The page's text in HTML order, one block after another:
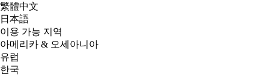
繁體中文
日本語
이용 가능 지역
아메리카 & 오세아니아
유럽
한국